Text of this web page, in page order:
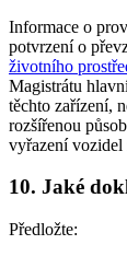
Informace o
potvrzení o
životního
Magistrátu
těchto zařízení,
rozšířenou
vyřazení vozidel
10. Jaké
Předložte: